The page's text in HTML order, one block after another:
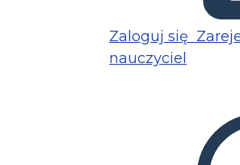
Zaloguj się
nauczyciel